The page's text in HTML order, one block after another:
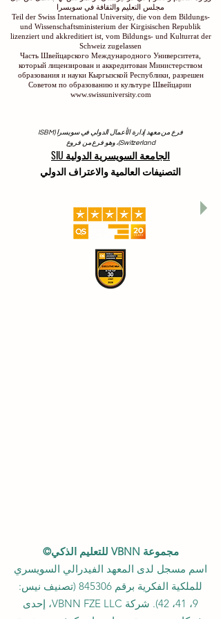
مجلس التعليم والثقافة في سويسرا
Teil der Swiss International University, die von dem Bildungs-
und Wissenschaftsministerium der Kirgisischen Republik
lizenziert und akkreditiert ist, vom Bildungs- und Kulturrat der
Schweiz zugelassen
Часть Швейцарского Международного Университета,
который лицензирован и аккредитован Министерством
образования и науки Кыргызской Республики, разрешен
Советом по образованию и культуре Швейцарии
www.swissuniversity.com
فرع من معهد إدارة الأعمال الدولي في سويسرا (ISBM
Switzerland)، وهو فرع من فروع
الجامعة السويسرية الدولية SIU
التصنيفات العالمية والاعتراف الدولي
مجموعة VBNN للتعليم الذكي©
اسم مسجل لدى المعهد الفيدرالي السويسري
للملكية الفكرية برقم 845306 (تصنيف نيس:
9، 41، 42). شركة VBNN FZE LLC، إحدى